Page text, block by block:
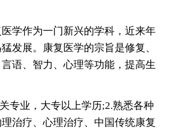
作为一门新兴的学科，近来年
发展。康复医学的宗旨是修复、
语、智力、心理等功能，提高生
业，大专以上学历;2.熟悉各种
治疗、心理治疗、中国传统康复